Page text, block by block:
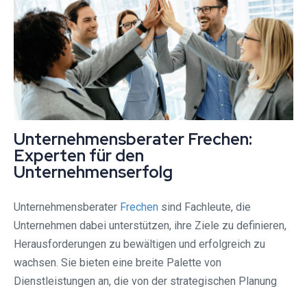
Unternehmensberater Frechen:
Experten für den
Unternehmenserfolg
Unternehmensberater Frechen sind Fachleute, die
Unternehmen dabei unterstützen, ihre Ziele zu definieren,
Herausforderungen zu bewältigen und erfolgreich zu
wachsen. Sie bieten eine breite Palette von
Dienstleistungen an, die von der strategischen Planung